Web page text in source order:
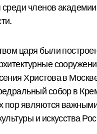
членов
царя были
Христова в
собор в
пор являются
и искусства